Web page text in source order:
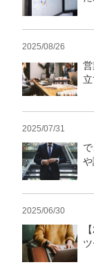
2025/08/26
2025/07/31
2025/06/30